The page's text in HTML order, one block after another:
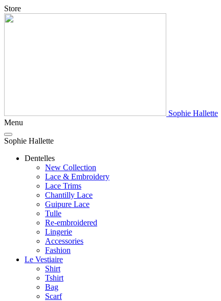
Store
Sophie Hallette
Menu
Sophie Hallette
Dentelles
New Collection
Lace & Embroidery
Lace Trims
Chantilly Lace
Guipure Lace
Tulle
Re-embroidered
Lingerie
Accessories
Fashion
Le Vestiaire
Shirt
Tshirt
Bag
Scarf